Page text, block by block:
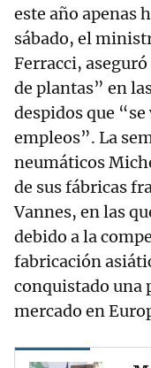
este año apenas
sábado, el
Ferracci,
de plantas” en
despidos que
empleos”. La
neumáticos
de sus fábricas
Vannes, en las
debido a la
fabricación
conquistado una
mercado en